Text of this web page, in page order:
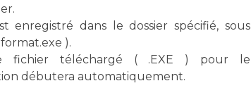
enregistré dans le dossier spécifié, sous
).
fichier téléchargé ( .EXE ) pour le
débutera automatiquement.